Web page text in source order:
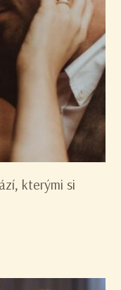
kterými si